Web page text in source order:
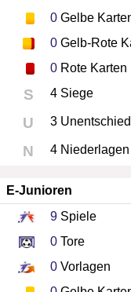
0 Gelbe
0 Gelb-Rote
0 Rote Karten
S 4 Siege
U 3
N 4 Niederlagen
E-Junioren
9 Spiele
0 Tore
0 Vorlagen